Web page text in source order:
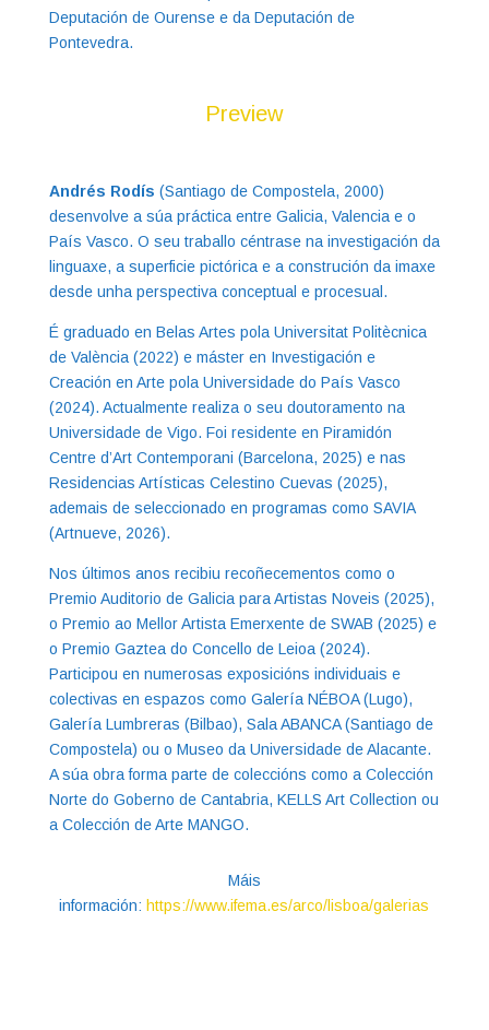
Deputación de Ourense e da Deputación de
Pontevedra.
Preview
Andrés Rodís (Santiago de Compostela, 2000)
desenvolve a súa práctica entre Galicia, Valencia e o
País Vasco. O seu traballo céntrase na investigación da
linguaxe, a superficie pictórica e a construción da imaxe
desde unha perspectiva conceptual e procesual.
É graduado en Belas Artes pola Universitat Politècnica
de València (2022) e máster en Investigación e
Creación en Arte pola Universidade do País Vasco
(2024). Actualmente realiza o seu doutoramento na
Universidade de Vigo. Foi residente en Piramidón
Centre d’Art Contemporani (Barcelona, 2025) e nas
Residencias Artísticas Celestino Cuevas (2025),
ademais de seleccionado en programas como SAVIA
(Artnueve, 2026).
Nos últimos anos recibiu recoñecementos como o
Premio Auditorio de Galicia para Artistas Noveis (2025),
o Premio ao Mellor Artista Emerxente de SWAB (2025) e
o Premio Gaztea do Concello de Leioa (2024).
Participou en numerosas exposicións individuais e
colectivas en espazos como Galería NÉBOA (Lugo),
Galería Lumbreras (Bilbao), Sala ABANCA (Santiago de
Compostela) ou o Museo da Universidade de Alacante.
A súa obra forma parte de coleccións como a Colección
Norte do Goberno de Cantabria, KELLS Art Collection ou
a Colección de Arte MANGO.
Máis
información:https://www.ifema.es/arco/lisboa/galerias